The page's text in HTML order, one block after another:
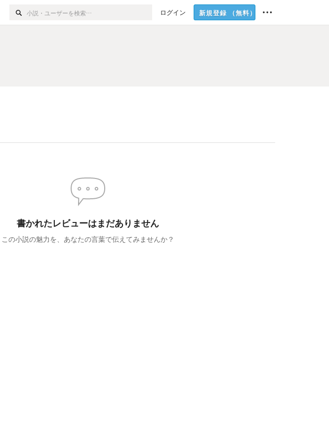
ログイン 新規登録 （無料）
書かれたレビューはまだありません
この小説の魅力を、あなたの言葉で伝えてみませんか？